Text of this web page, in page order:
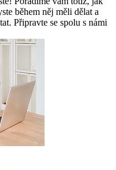
během něj měli dělat a
Připravte se spolu s námi